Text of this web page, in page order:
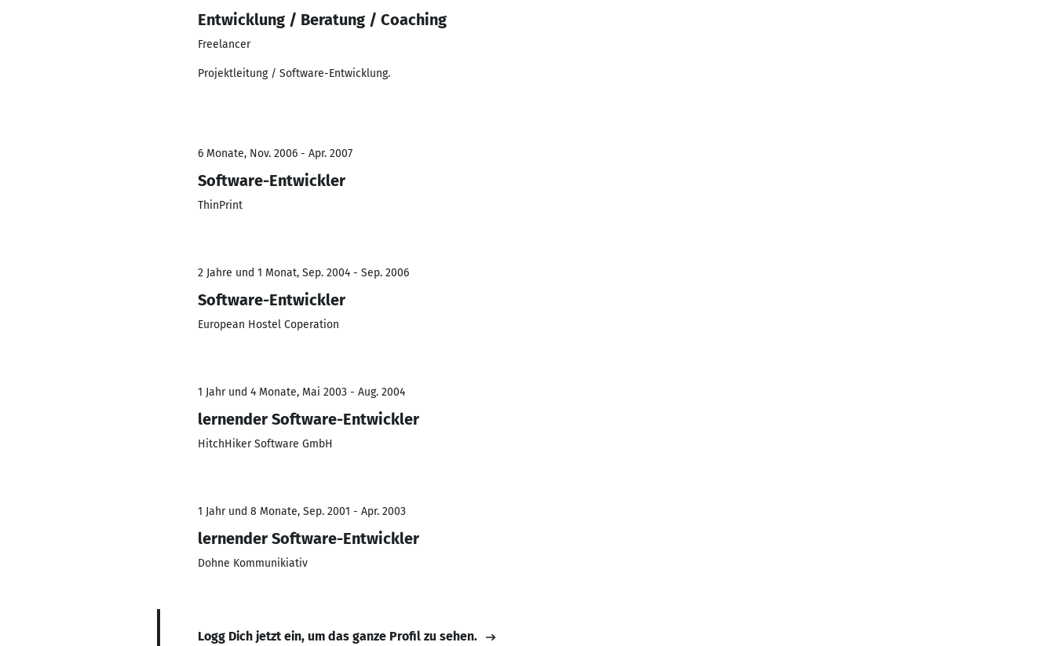
Entwicklung / Beratung / Coaching
Freelancer
Projektleitung / Software-Entwicklung.
6 Monate, Nov. 2006 - Apr. 2007
Software-Entwickler
ThinPrint
2 Jahre und 1 Monat, Sep. 2004 - Sep. 2006
Software-Entwickler
European Hostel Coperation
1 Jahr und 4 Monate, Mai 2003 - Aug. 2004
lernender Software-Entwickler
HitchHiker Software GmbH
1 Jahr und 8 Monate, Sep. 2001 - Apr. 2003
lernender Software-Entwickler
Dohne Kommunikiativ
Logg Dich jetzt ein, um das ganze Profil zu sehen.